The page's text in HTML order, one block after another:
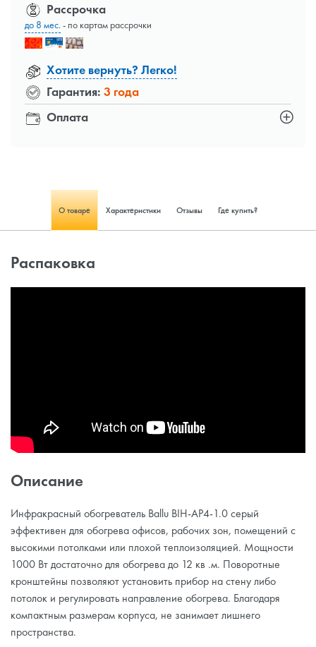
Оплата
Рассрочка
до 8 мес.- по картам рассрочки
Хотите вернуть? Легко!
Гарантия: 3 года
О товаре Характеристики Отзывы Где купить?
Распаковка
Описание
Инфракрасный обогреватель Ballu BIH-AP4-1.0 серый
эффективен для обогрева офисов, рабочих зон, помещений с
высокими потолками или плохой теплоизоляцией. Мощности
1000 Вт достаточно для обогрева до 12 кв .м. Поворотные
кронштейны позволяют установить прибор на стену либо
потолок и регулировать направление обогрева. Благодаря
компактным размерам корпуса, не занимает лишнего
пространства.